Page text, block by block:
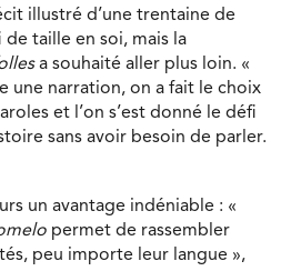
illustré d’une trentaine de
taille en soi, mais la
a souhaité aller plus loin. «
une narration, on a fait le choix
et l’on s’est donné le défi
sans avoir besoin de parler.
un avantage indéniable : «
permet de rassembler
peu importe leur langue »,